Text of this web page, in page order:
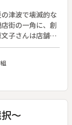
々な障害が立ち
う厚い壁を乗り
津波で壊滅的な
街の一角に、創
子さんは店舗と
ちと暮らしてい
いた。強烈な揺
避難を促し、一
子さんは、豊和
なった。◆３ヶ月
亡届を出した。
思いが募った。
～